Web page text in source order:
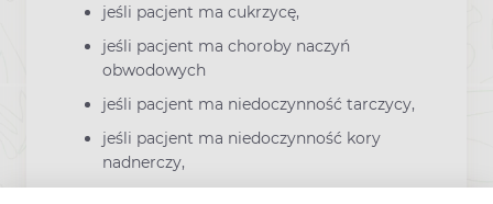
jeśli pacjent ma cukrzycę,
jeśli pacjent ma choroby naczyń
obwodowych
jeśli pacjent ma niedoczynność tarczycy,
jeśli pacjent ma niedoczynność kory
nadnerczy,